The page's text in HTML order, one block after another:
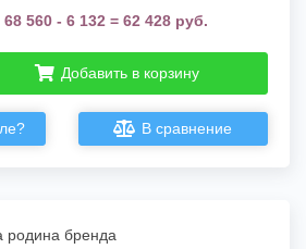
68 560 - 6 132 = 62 428 руб.
Добавить в корзину
В сравнение
родина бренда